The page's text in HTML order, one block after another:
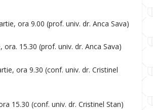
ora 9.00 (prof. univ. dr. Anca Sava)
ora. 15.30 (prof. univ. dr. Anca Sava)
ora 9.30 (conf. univ. dr. Cristinel
15.30 (conf. univ. dr. Cristinel Stan)